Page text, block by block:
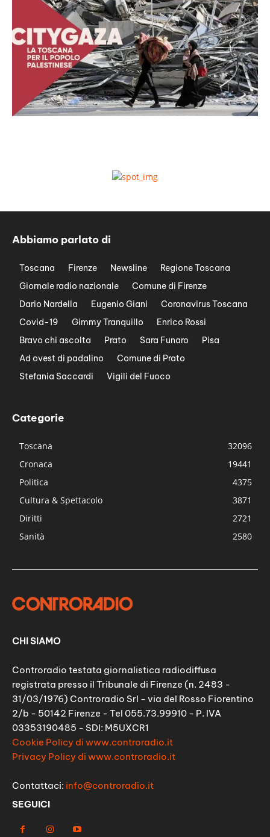
Abbiamo parlato di
Toscana Firenze Newsline
Regione Toscana
Giornale radio nazionale
Comune di Firenze
Dario Nardella
Eugenio Giani
Coronavirus Toscana
Covid-19
Gimmy Tranquillo
Enrico Rossi
Bravo chi ascolta
Prato Sara Funaro
Pisa
Ad ovest di padalino
Comune di Prato
Stefania Saccardi
Vigili del Fuoco
Categorie
Toscana
32096
Cronaca
19441
Politica
4375
Cultura & Spettacolo
3871
Diritti
2721
Sanità
2580
CHI SIAMO
Controradio testata giornalistica radiodiffusa
registrata presso il Tribunale di Firenze (n. 2483 -
31/03/1976) Controradio Srl - via del Rosso Fiorentino
2/b - 50142 Firenze - Tel 055.73.99910 - P. IVA
03353190485 - SDI: M5UXCR1
Cookie Policy di www.controradio.it
Privacy Policy di www.controradio.it
Contattaci: info@controradio.it
SEGUICI